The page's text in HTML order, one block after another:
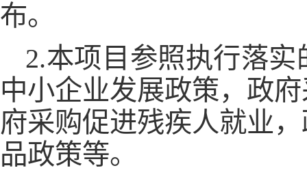
布。
2.本项目参照执行落
中小企业发展政策，政
府采购促进残疾人就业
品政策等。